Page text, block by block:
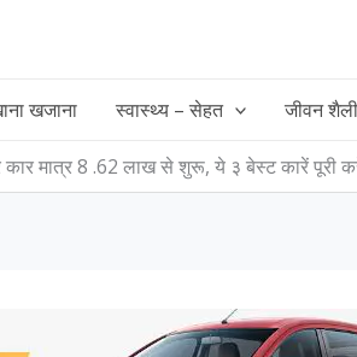
खजाना स्वास्थ्य – सेहत जीवन शैली
कार मात्र 8 .62 लाख से शुरू, ये ३ बेस्ट कारें पूरी